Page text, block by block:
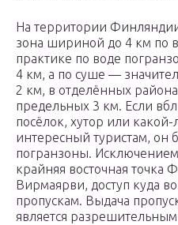
На территории
зона шириной до 4 км по
практике по воде
4 км, а по суше —
2 км, в отделённых
предельных 3 км. Если
посёлок, хутор или какой-
интересный туристам, он
погранзоны.
крайняя восточная точка
Вирмаярви, доступ куда
пропускам. Выдача
является